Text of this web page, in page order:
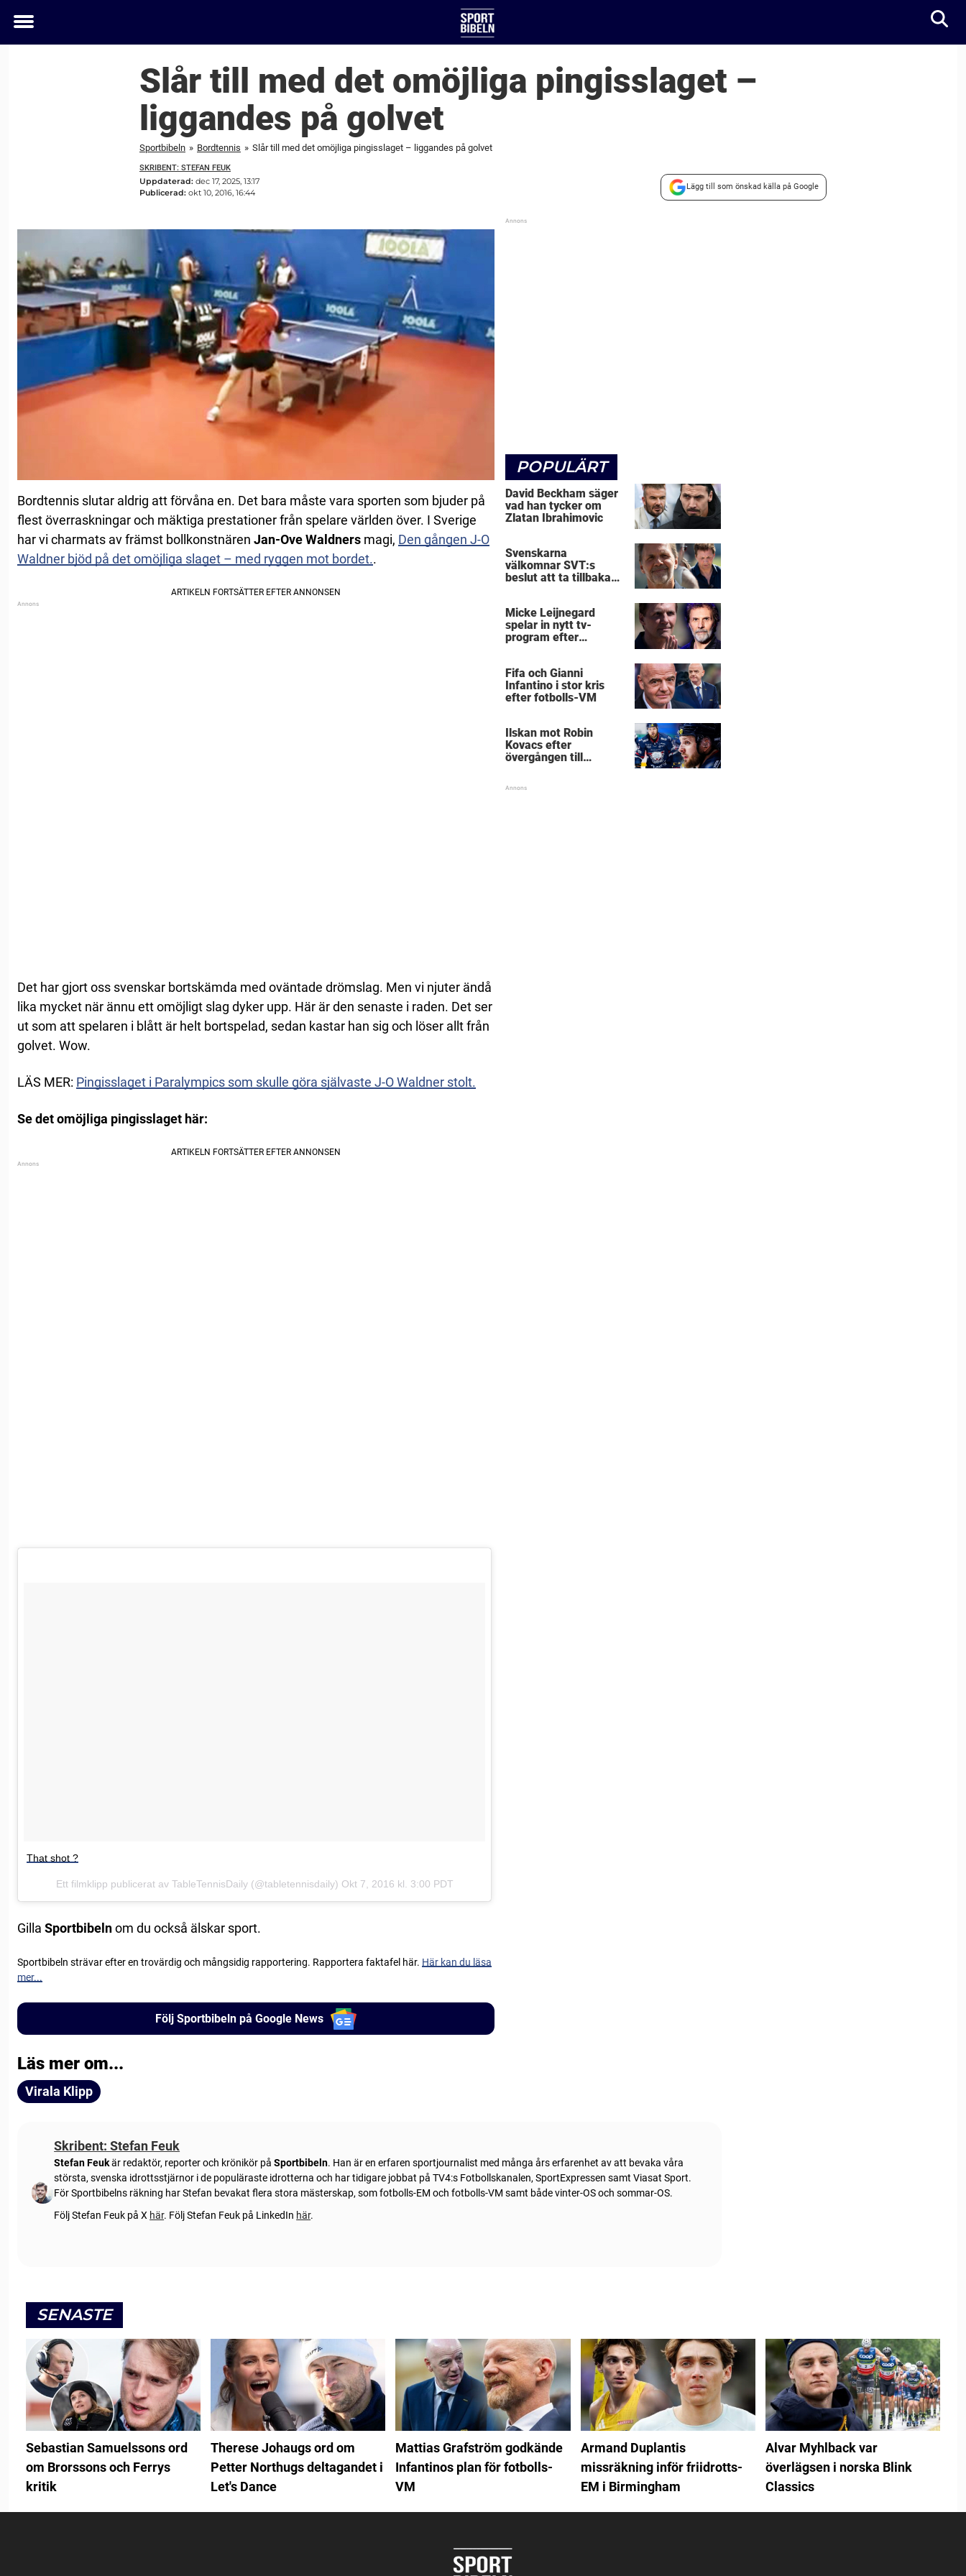
Toggle
Slår till med det omöjliga pingisslaget –
liggandes på golvet
Sportbibeln » Bordtennis » Slår till med det omöjliga pingisslaget – liggandes på golvet
SKRIBENT: STEFAN FEUK
Uppdaterad: dec 17, 2025, 13:17
Publicerad: okt 10, 2016, 16:44
Lägg till som önskad källa på Google
Bordtennis slutar aldrig att förvåna en. Det bara måste vara sporten som bjuder på
flest överraskningar och mäktiga prestationer från spelare världen över. I Sverige
har vi charmats av främst bollkonstnären Jan-Ove Waldners magi, Den gången J-O
Waldner bjöd på det omöjliga slaget – med ryggen mot bordet..
Det har gjort oss svenskar bortskämda med oväntade drömslag. Men vi njuter ändå
lika mycket när ännu ett omöjligt slag dyker upp. Här är den senaste i raden. Det ser
ut som att spelaren i blått är helt bortspelad, sedan kastar han sig och löser allt från
golvet. Wow.
LÄS MER: Pingisslaget i Paralympics som skulle göra självaste J-O Waldner stolt.
Se det omöjliga pingisslaget här:
That shot ?
Ett filmklipp publicerat av TableTennisDaily (@tabletennisdaily) Okt 7, 2016 kl. 3:00 PDT
Gilla Sportbibelnom du också älskar sport.
Sportbibeln strävar efter en trovärdig och mångsidig rapportering. Rapportera faktafel här. Här kan du läsa
mer...
Följ Sportbibeln på Google News
POPULÄRT
David Beckham säger
vad han tycker om
Zlatan Ibrahimovic
Svenskarna
välkomnar SVT:s
beslut att ta tillbaka
Micke Leijnegard
spelar in nytt tv-
program efter
Fifa och Gianni
Infantino i stor kris
efter fotbolls-VM
Ilskan mot Robin
Kovacs efter
övergången till
Läs mer om...
Virala Klipp
Skribent: Stefan Feuk
Stefan Feukär redaktör, reporter och krönikör påSportbibeln. Han är en erfaren sportjournalist med många års erfarenhet av att bevaka våra
största, svenska idrottsstjärnor i de populäraste idrotterna och har tidigare jobbat på TV4:s Fotbollskanalen, SportExpressen samt Viasat Sport.
För Sportbibelns räkning har Stefan bevakat flera stora mästerskap, som fotbolls-EM och fotbolls-VM samt både vinter-OS och sommar-OS.
Följ Stefan Feuk på X här. Följ Stefan Feuk på LinkedIn här.
SENASTE
Sebastian Samuelssons ord
om Brorssons och Ferrys
kritik
Therese Johaugs ord om
Petter Northugs deltagandet i
Let's Dance
Mattias Grafström godkände
Infantinos plan för fotbolls-
VM
Armand Duplantis
missräkning inför friidrotts-
EM i Birmingham
Alvar Myhlback var
överlägsen i norska Blink
Classics